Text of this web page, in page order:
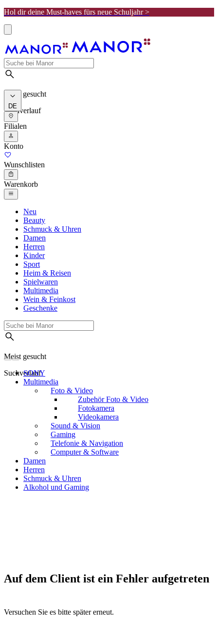
Hol dir deine Must-haves fürs neue Schuljahr >
Meist gesucht
Suchverlauf
DE
Filialen
Konto
Wunschlisten
Warenkorb
Neu
Beauty
Schmuck & Uhren
Damen
Herren
Kinder
Sport
Heim & Reisen
Spielwaren
Multimedia
Wein & Feinkost
Geschenke
Meist gesucht
Suchverlauf
SONY
Multimedia
Foto & Video
Zubehör Foto & Video
Fotokamera
Videokamera
Sound & Vision
Gaming
Telefonie & Navigation
Computer & Software
Damen
Herren
Schmuck & Uhren
Alkohol und Gaming
Auf dem Client ist ein Fehler aufgetreten
Versuchen Sie es bitte später erneut.